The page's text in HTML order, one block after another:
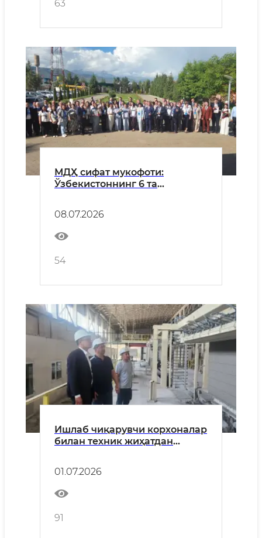
63
МДҲ сифат мукофоти:
Ўзбекистоннинг 6 та
08.07.2026
54
Ишлаб чиқарувчи корхоналар
билан техник жиҳатдан
масалалари муҳокама
қилинди
01.07.2026
91